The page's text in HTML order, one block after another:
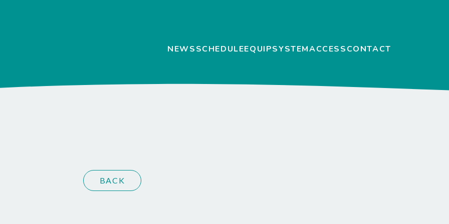
NEWSSCHEDULEEQUIPSYSTEMACCESSCONTACT
BACK